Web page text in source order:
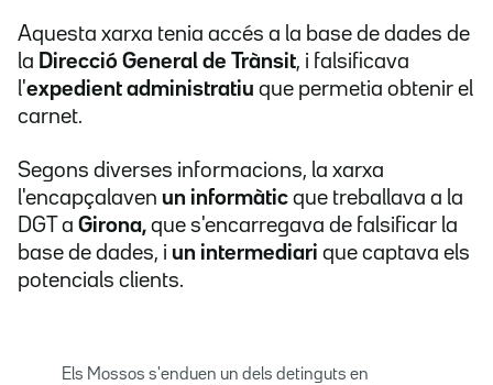
Aquesta xarxa tenia accés a la base de dades de
la Direcció General de Trànsit, i falsificava
l'expedient administratiu que permetia obtenir el
carnet.
Segons diverses informacions, la xarxa
l'encapçalaven un informàtic que treballava a la
DGT a Girona, que s'encarregava de falsificar la
base de dades, i un intermediari que captava els
potencials clients.
Els Mossos s'enduen un dels detinguts en